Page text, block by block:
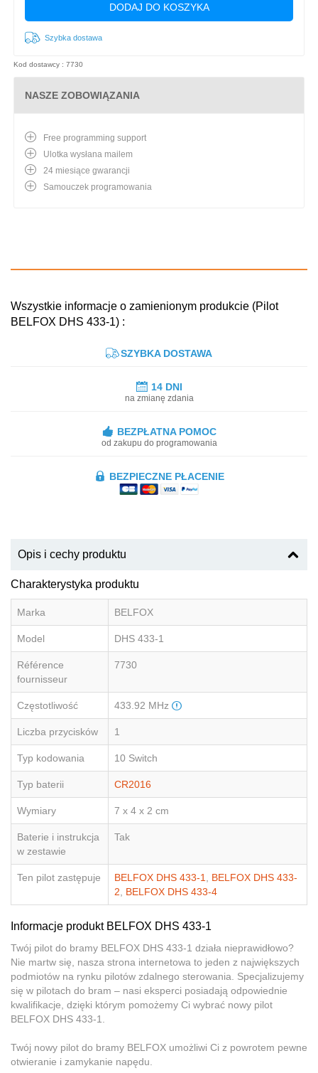
DODAJ DO KOSZYKA
Szybka dostawa
Kod dostawcy : 7730
NASZE ZOBOWIĄZANIA
Free programming support
Ulotka wysłana mailem
24 miesiące gwarancji
Samouczek programowania
Wszystkie informacje o zamienionym produkcie (Pilot
BELFOX DHS 433-1) :
SZYBKA DOSTAWA
14 DNI
na zmianę zdania
BEZPŁATNA POMOC
od zakupu do programowania
BEZPIECZNE PŁACENIE
Opis i cechy produktu
Charakterystyka produktu
Marka BELFOX
Model DHS 433-1
Référence
fournisseur
7730
Częstotliwość 433.92 MHz
Liczba przycisków 1
Typ kodowania 10 Switch
Typ baterii CR2016
Wymiary 7 x 4 x 2 cm
Baterie i instrukcja
w zestawie
Tak
Ten pilot zastępuje BELFOX DHS 433-1, BELFOX DHS 433-
2, BELFOX DHS 433-4
Informacje produkt BELFOX DHS 433-1
Twój pilot do bramy BELFOX DHS 433-1 działa nieprawidłowo?
Nie martw się, nasza strona internetowa to jeden z największych
podmiotów na rynku pilotów zdalnego sterowania. Specjalizujemy
się w pilotach do bram – nasi eksperci posiadają odpowiednie
kwalifikacje, dzięki którym pomożemy Ci wybrać nowy pilot
BELFOX DHS 433-1.
Twój nowy pilot do bramy BELFOX umożliwi Ci z powrotem pewne
otwieranie i zamykanie napędu.